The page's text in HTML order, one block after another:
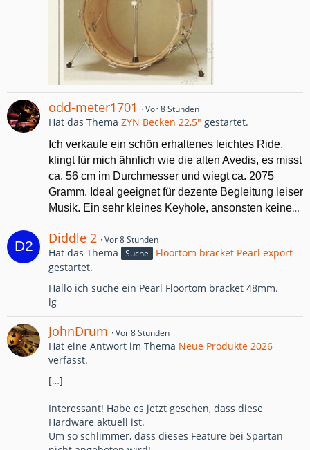
odd-meter1701 Vor 8 Stunden
Hat das Thema ZYN Becken 22,5" gestartet.
Ich verkaufe ein schön erhaltenes leichtes Ride,
klingt für mich ähnlich wie die alten Avedis, es misst
ca. 56 cm im Durchmesser und wiegt ca. 2075
Gramm. Ideal geeignet für dezente Begleitung leiser
Musik. Ein sehr kleines Keyhole, ansonsten keine…
Diddle 2 Vor 8 Stunden
Hat das Thema Suche
Floortom bracket Pearl export
gestartet.
Hallo ich suche ein Pearl Floortom bracket 48mm.
lg
JohnDrum Vor 8 Stunden
Hat eine Antwort im Thema Neue Produkte 2026
verfasst.
[…]
Interessant! Habe es jetzt gesehen, dass diese
Hardware aktuell ist.
Um so schlimmer, dass dieses Feature bei Spartan